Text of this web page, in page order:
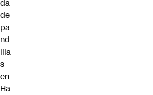
da
de
pa
nd
illa
s
en
Ha